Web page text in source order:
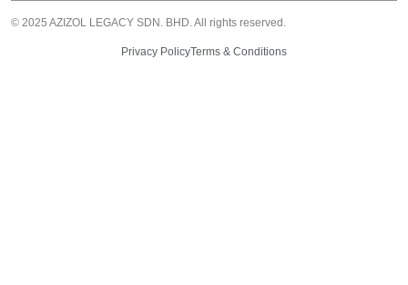
© 2025 AZIZOL LEGACY SDN. BHD. All rights reserved.
Privacy PolicyTerms & Conditions